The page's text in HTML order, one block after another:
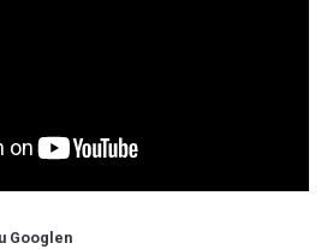
Googlen